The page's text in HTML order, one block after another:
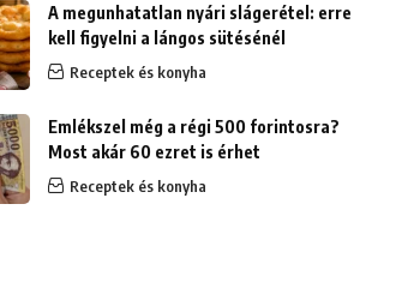
A megunhatatlan nyári slágerétel: erre
kell figyelni a lángos sütésénél
Receptek és konyha
Emlékszel még a régi 500 forintosra?
Most akár 60 ezret is érhet
Receptek és konyha